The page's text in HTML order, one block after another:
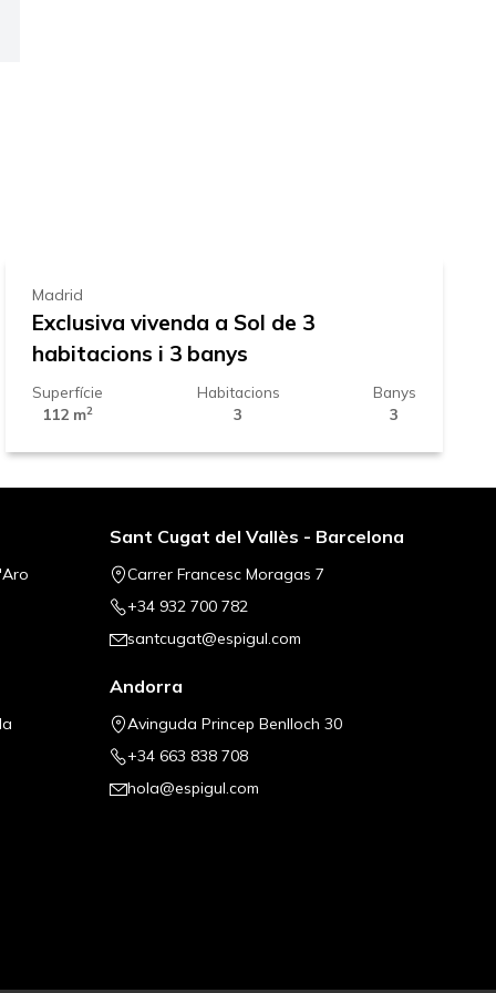
Madrid
Exclusiva vivenda a Sol de 3
habitacions i 3 banys
Superfície
112 m2
Habitacions
3
Banys
3
Sant Cugat del Vallès - Barcelona
Carrer Francesc Moragas 7
+34 932 700 782
santcugat@espigul.com
Andorra
Avinguda Princep Benlloch 30
+34 663 838 708
hola@espigul.com